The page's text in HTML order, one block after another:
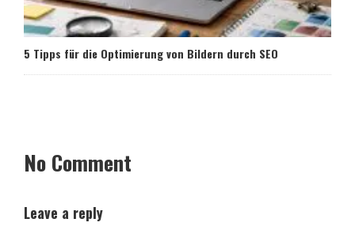
5 Tipps für die Optimierung von Bildern durch SEO
No Comment
Leave a reply